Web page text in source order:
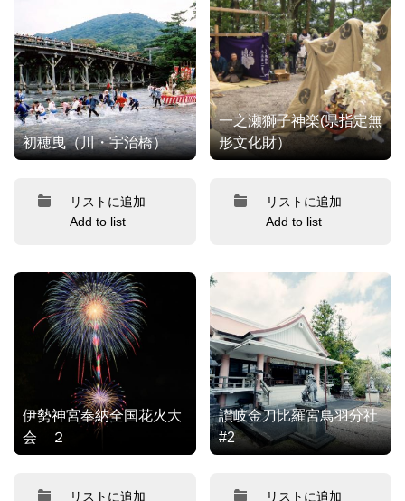
初穂曳（川・宇治橋）
リストに追加
Add to list
一之瀬獅子神楽(県指定無
形文化財）
リストに追加
Add to list
伊勢神宮奉納全国花火大
会 ２
リストに追加
讃岐金刀比羅宮鳥羽分社
#2
リストに追加